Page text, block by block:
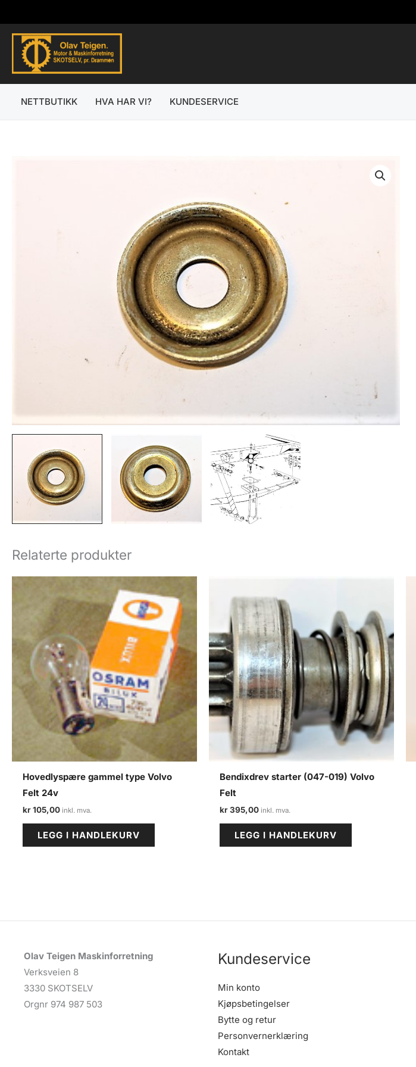
rett
innholdet
NETTBUTIKK HVA HAR VI? KUNDESERVICE
Relaterte produkter
Hovedlyspære gammel type Volvo
Felt 24v
kr105,00
LEGG I HANDLEKURV
Bendixdrev starter (047-019) Volvo
Felt
kr395,00
LEGG I HANDLEKURV
Olav Teigen Maskinforretning
Verksveien 8
3330 SKOTSELV
Orgnr 974 987 503
Kundeservice
Min konto
Kjøpsbetingelser
Bytte og retur
Personvernerklæring
Kontakt